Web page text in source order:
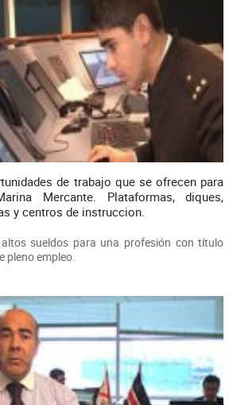
de trabajo que se ofrecen para
Mercante. Plataformas, diques,
y centros de instruccion.
sueldos para una profesión con título
pleno empleo.